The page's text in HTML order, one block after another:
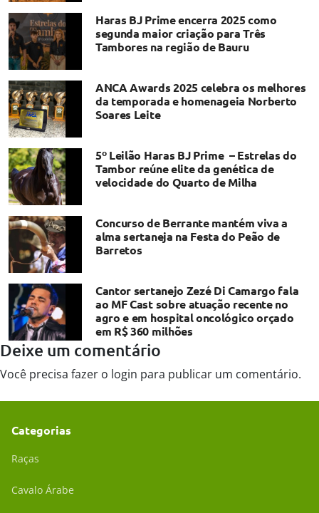
Haras BJ Prime encerra 2025 como
segunda maior criação para Três
Tambores na região de Bauru
ANCA Awards 2025 celebra os melhores
da temporada e homenageia Norberto
Soares Leite
5º Leilão Haras BJ Prime – Estrelas do
Tambor reúne elite da genética de
velocidade do Quarto de Milha
Concurso de Berrante mantém viva a
alma sertaneja na Festa do Peão de
Barretos
Cantor sertanejo Zezé Di Camargo fala
ao MF Cast sobre atuação recente no
agro e em hospital oncológico orçado
em R$ 360 milhões
Deixe um comentário
Você precisa fazer o login para publicar um comentário.
Categorias
Raças
Cavalo Árabe